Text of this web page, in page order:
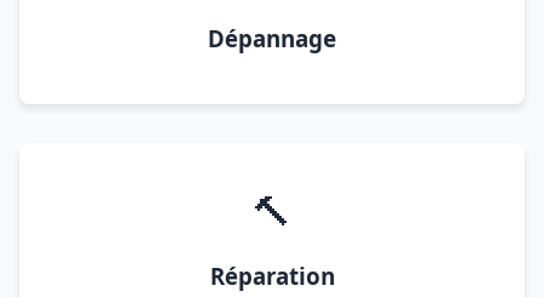
Dépannage
🔨
Réparation